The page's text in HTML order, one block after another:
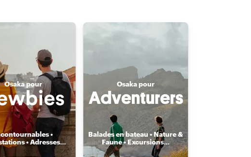
Osaka pour
•
• Adresses...
Osaka pour
Balades en bateau • Nature &
Faune • Excursions...